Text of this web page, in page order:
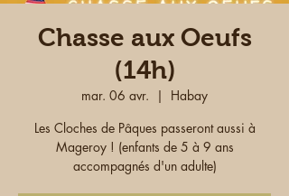
Chasse aux Oeufs
(14h)
mar. 06 avr.
  |
Habay
Les Cloches de Pâques passeront aussi à
Mageroy ! (enfants de 5 à 9 ans
accompagnés d'un adulte)